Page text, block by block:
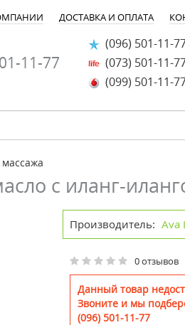
ДОСТАВКА И ОПЛАТА
11-77
(096) 501-11-
(073) 501-11-
(099) 501-11-
с иланг-
Производитель: Ava
0 отзывов
Данный товар
Звоните и мы
(096) 501-11-77